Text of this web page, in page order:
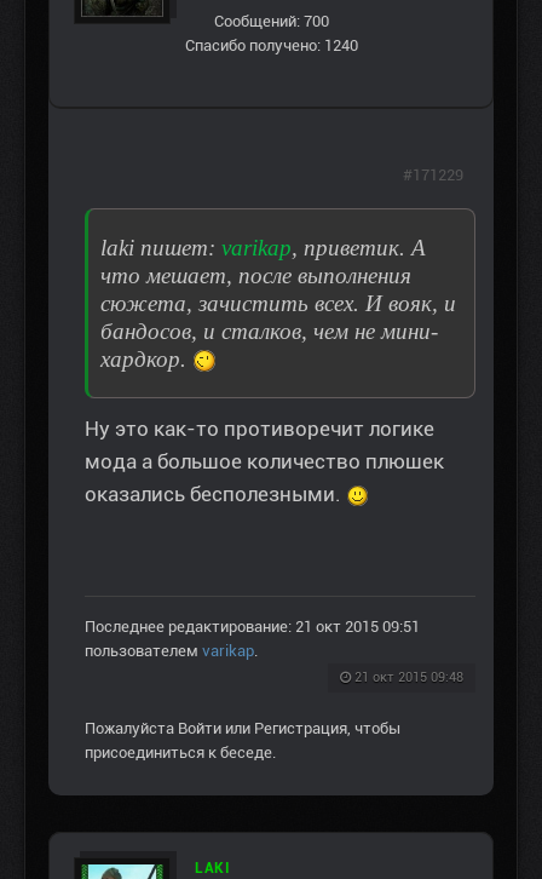
Сообщений: 700
Спасибо получено: 1240
laki пишет: varikap, приветик. А
что мешает, после выполнения
сюжета, зачистить всех. И вояк, и
бандосов, и сталков, чем не мини-
хардкор.
Ну это как-то противоречит логике
мода а большое количество плюшек
оказались бесполезными.
Последнее редактирование: 21 окт 2015 09:51
пользователем varikap.
21 окт 2015 09:48
#171229
Пожалуйста Войти или Регистрация, чтобы
присоединиться к беседе.
LAKI